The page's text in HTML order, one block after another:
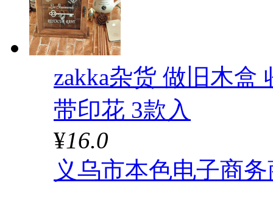
zakka杂货 做旧木盒
带印花 3款入
¥16.0
义乌市本色电子商